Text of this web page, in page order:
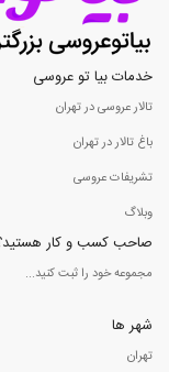
خدمات بیا تو عروسی
تالار عروسی در تهران
باغ تالار در تهران
تشریفات عروسی
وبلاگ
صاحب کسب و کار
مجموعه خود را ثبت کنید...
شهر ها
تهران